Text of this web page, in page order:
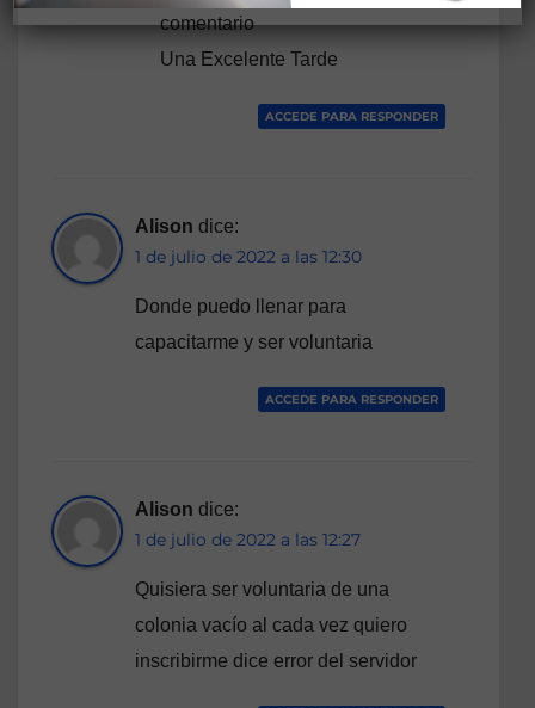
comentario
Una Excelente Tarde
ACCEDE PARA RESPONDER
Alison dice:
1 de julio de 2022 a las 12:30
Donde puedo llenar para
capacitarme y ser voluntaria
ACCEDE PARA RESPONDER
Alison dice:
1 de julio de 2022 a las 12:27
Quisiera ser voluntaria de una
colonia vacío al cada vez quiero
inscribirme dice error del servidor